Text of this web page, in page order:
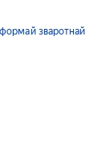
формай зваротнай